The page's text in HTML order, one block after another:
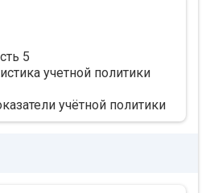
5
учетной политики
учётной политики
компании 20